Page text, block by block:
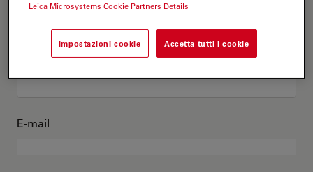
Cognome
E-mail
Leica Microsystems Cookie Partners Details
Impostazioni cookie Accetta tutti i cookie